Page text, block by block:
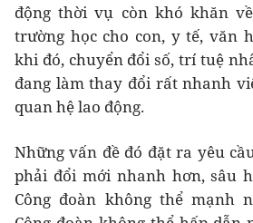
động thời vụ còn khó khăn
trường học cho con, y tế, văn
khi đó, chuyển đổi số, trí tuệ
đang làm thay đổi rất nhanh
quan hệ lao động.
Những vấn đề đó đặt ra yêu
phải đổi mới nhanh hơn, sâu
Công đoàn không thể mạnh